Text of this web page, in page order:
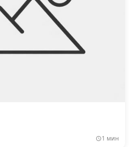
1 мин